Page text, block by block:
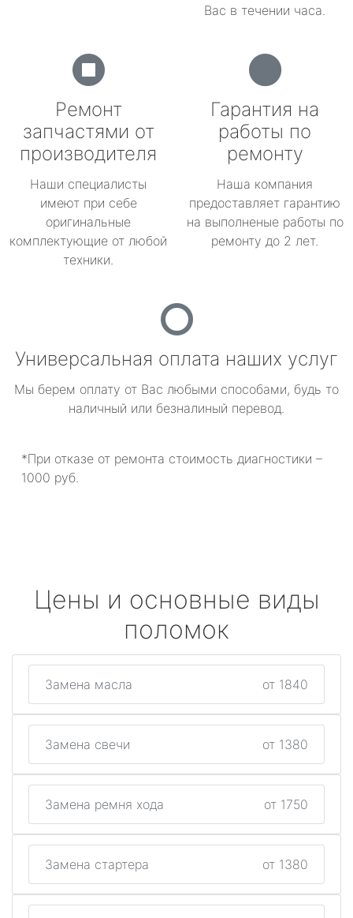
Вас в течении часа.
Ремонт
запчастями от
производителя
Наши специалисты
имеют при себе
оригинальные
комплектующие от любой
техники.
Гарантия на
работы по
ремонту
Наша компания
предоставляет гарантию
на выполненые работы по
ремонту до 2 лет.
Универсальная оплата наших услуг
Мы берем оплату от Вас любыми способами, будь то
наличный или безналиный перевод.
*При отказе от ремонта стоимость диагностики –
1000 руб.
Цены и основные виды
поломок
Замена масла от 1840
Замена свечи от 1380
Замена ремня хода от 1750
Замена стартера от 1380